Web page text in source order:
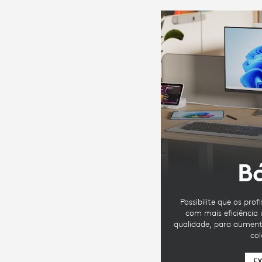
Possibilite que os
com mais eficiência
qualidade, para